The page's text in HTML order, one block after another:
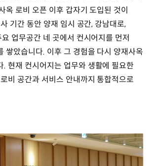
옥 로비 오픈 이후 갑자기 도입된 것이
기간 동안 양재 임시 공간, 강남대로,
업무공간 네 곳에서 컨시어지를 먼저
쌓았습니다. 이후 그 경험을 다시 양재사옥
. 현재 컨시어지는 업무와 생활에 필요한
비 공간과 서비스 안내까지 통합적으로